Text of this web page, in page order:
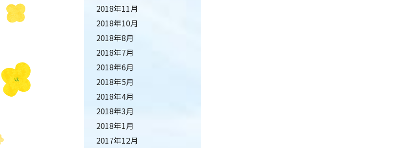
2018年11月
2018年10月
2018年8月
2018年7月
2018年6月
2018年5月
2018年4月
2018年3月
2018年1月
2017年12月